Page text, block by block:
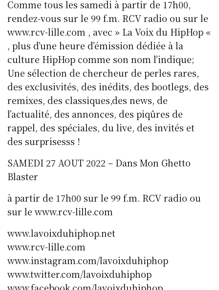
Comme tous les samedi à partir de 17h00,
rendez-vous sur le 99 f.m. RCV radio ou sur le
www.rcv-lille.com , avec » La Voix du HipHop «
, plus d’une heure d’émission dédiée à la
culture HipHop comme son nom l’indique;
Une sélection de chercheur de perles rares,
des exclusivités, des inédits, des bootlegs, des
remixes, des classiques,des news, de
l’actualité, des annonces, des piqûres de
rappel, des spéciales, du live, des invités et
des surprisesss !
SAMEDI 27 AOUT 2022 – Dans Mon Ghetto
Blaster
à partir de 17h00 sur le 99 f.m. RCV radio ou
sur le www.rcv-lille.com
www.lavoixduhiphop.net
www.rcv-lille.com
www.instagram.com/lavoixduhiphop
www.twitter.com/lavoixduhiphop
www.facebook.com/lavoixduhiphop